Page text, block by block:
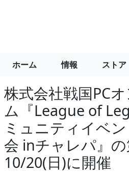
ホーム 情報 ストア
株式会社戦国PC
ム『League of
ミュニティイベ
会 inチャレパ』
10/20(日)に開催